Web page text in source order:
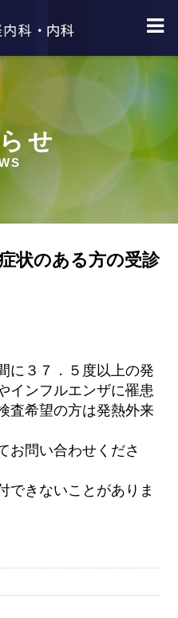
せ
状のある方の受診
に３７．５度以上の発
インフルエンザに罹患
査希望の方は発熱外来
お問い合わせくださ
できないことがありま